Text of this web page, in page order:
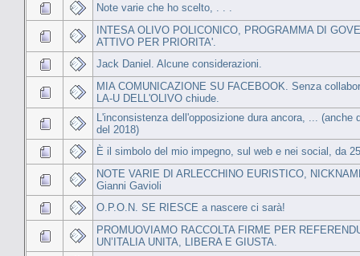
Note varie che ho scelto, . . .
INTESA OLIVO POLICONICO, PROGRAMMA DI
ATTIVO PER PRIORITA'.
Jack Daniel. Alcune considerazioni.
MIA COMUNICAZIONE SU FACEBOOK. Senza
LA-U DELL'OLIVO chiude.
L'inconsistenza dell'opposizione dura ancora, ... (anche
del 2018)
È il simbolo del mio impegno, sul web e nei social, da
NOTE VARIE DI ARLECCHINO EURISTICO,
Gianni Gavioli
O.P.O.N. SE RIESCE a nascere ci sarà!
PROMUOVIAMO RACCOLTA FIRME PER
UN’ITALIA UNITA, LIBERA E GIUSTA.